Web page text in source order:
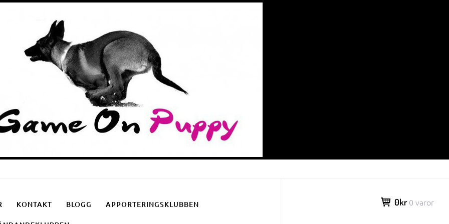
KONTAKT BLOGG APPORTERINGSKLUBBEN 0kr 0 varor